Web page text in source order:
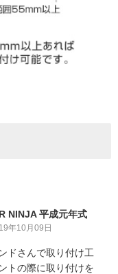
NINJA 平成元年式
年10月09日
ドさんで取り付け工
トの際に取り付けを